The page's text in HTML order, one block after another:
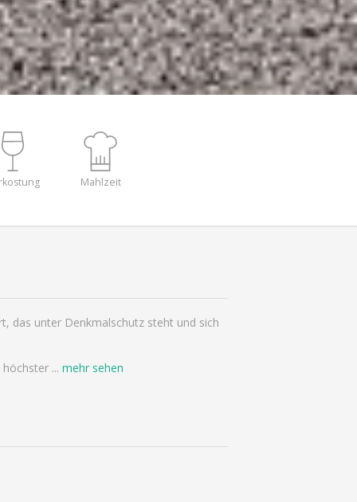
Mahlzeit
das unter Denkmalschutz steht und sich
höchster ... mehr sehen